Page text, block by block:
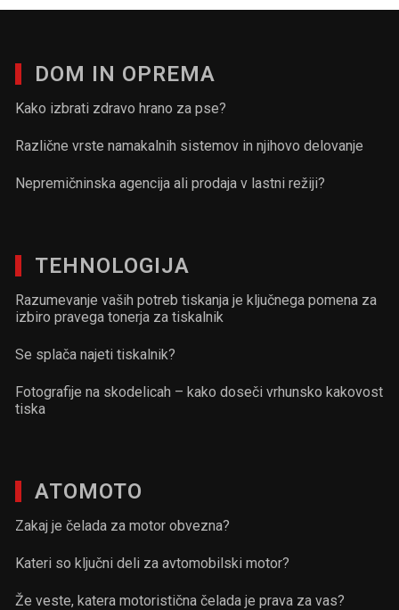
DOM IN OPREMA
Kako izbrati zdravo hrano za pse?
Različne vrste namakalnih sistemov in njihovo delovanje
Nepremičninska agencija ali prodaja v lastni režiji?
TEHNOLOGIJA
Razumevanje vaših potreb tiskanja je ključnega pomena za
izbiro pravega tonerja za tiskalnik
Se splača najeti tiskalnik?
Fotografije na skodelicah – kako doseči vrhunsko kakovost
tiska
ATOMOTO
Zakaj je čelada za motor obvezna?
Kateri so ključni deli za avtomobilski motor?
Že veste, katera motoristična čelada je prava za vas?